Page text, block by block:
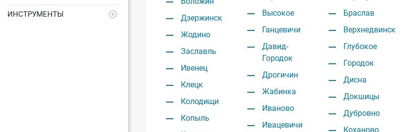
ИНСТРУМЕНТЫ
Дзержинск
Жодино
Заславль
Ивенец
Клецк
Колодищи
Копыль
Высокое
Ганцевичи
Давид-
Городок
Дрогичин
Жабинка
Иваново
Ивацевичи
Браслав
Верхнедвинск
Глубокое
Городок
Дисна
Докшицы
Дубровно
Коханово